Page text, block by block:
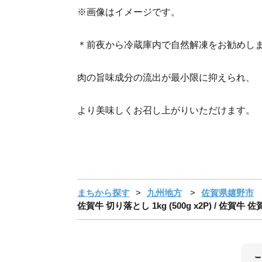
※画像はイメージです。
＊前夜から冷蔵庫内で自然解凍をお勧めし
肉の旨味成分の流出が最小限に抑えられ、
より美味しくお召し上がりいただけます。
まちから探す 九州地方
佐賀県嬉野市
佐賀牛 切り落とし 1kg (500g x2P) / 佐賀牛